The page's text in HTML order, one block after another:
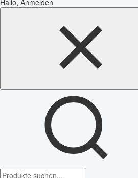
Hallo, Anmelden